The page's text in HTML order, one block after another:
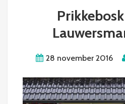
28 november 2016